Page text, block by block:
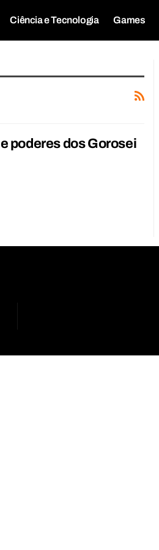
Ciência e Tecnologia Games
poderes dos Gorosei